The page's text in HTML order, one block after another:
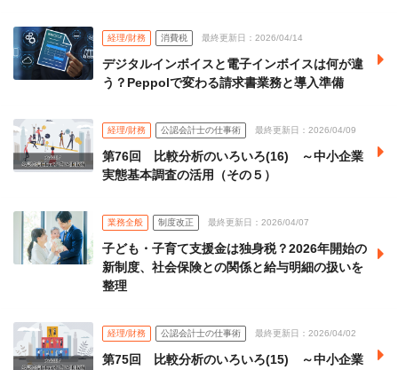
経理/財務 消費税 最終更新日：2026/04/14
デジタルインボイスと電子インボイスは何が違
う？Peppolで変わる請求書業務と導入準備
経理/財務 公認会計士の仕事術 最終更新日：2026/04/09
第76回 比較分析のいろいろ(16) ～中小企業
実態基本調査の活用（その５）
業務全般 制度改正 最終更新日：2026/04/07
子ども・子育て支援金は独身税？2026年開始の
新制度、社会保険との関係と給与明細の扱いを
整理
経理/財務 公認会計士の仕事術 最終更新日：2026/04/02
第75回 比較分析のいろいろ(15) ～中小企業